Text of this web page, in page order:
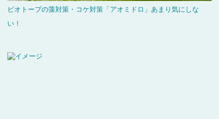
ビオトープの藻対策・コケ対策「アオミドロ」あまり気にしな
い！